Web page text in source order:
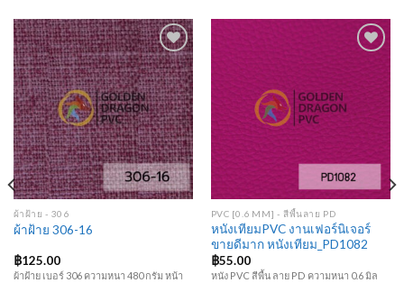
Add to
Wishlist
ผ้าฝ้าย - 306
ผ้าฝ้าย 306-16
฿125.00
ผ้าฝ้าย เบอร์ 306 ความหนา 480 กรัม หน้า
Add to
Wishlist
PVC [0.6 MM] - สีพื้นลาย PD
หนังเทียมPVC งานเฟอร์นิเจอร์
ขายดีมาก หนังเทียม_PD1082
฿55.00
หนัง PVC สีพื้น ลาย PD ความหนา 0.6 มิล